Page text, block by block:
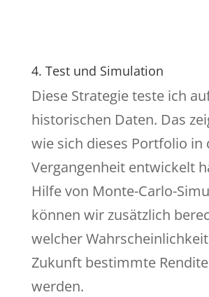
4. Test und Simulation
Diese Strategie teste ich
historischen Daten. Das
wie sich dieses Portfolio in
Vergangenheit entwickelt
Hilfe von Monte-Carlo-
können wir zusätzlich
welcher
Zukunft bestimmte
werden.